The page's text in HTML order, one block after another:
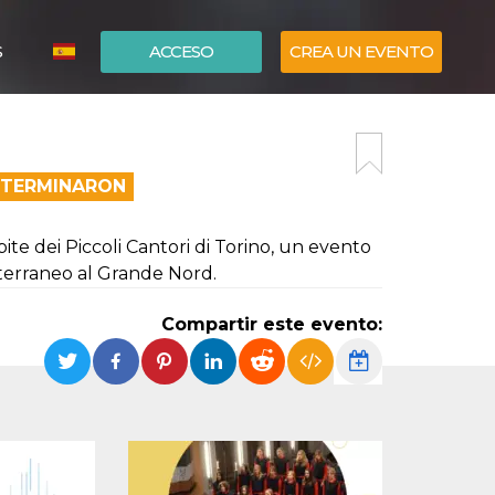
ACCESO CREA UN EVENTO
dei Piccoli Cantori di Torino, un evento
al Grande Nord.
Compartir este evento: